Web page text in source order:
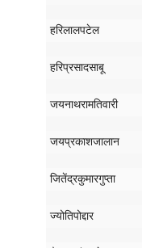
हरिलालपटेल
हरिप्रसादसाबू
जयनाथरामतिवारी
जयप्रकाशजालान
जितेंद्रकुमारगुप्ता
ज्योतिपोद्दार